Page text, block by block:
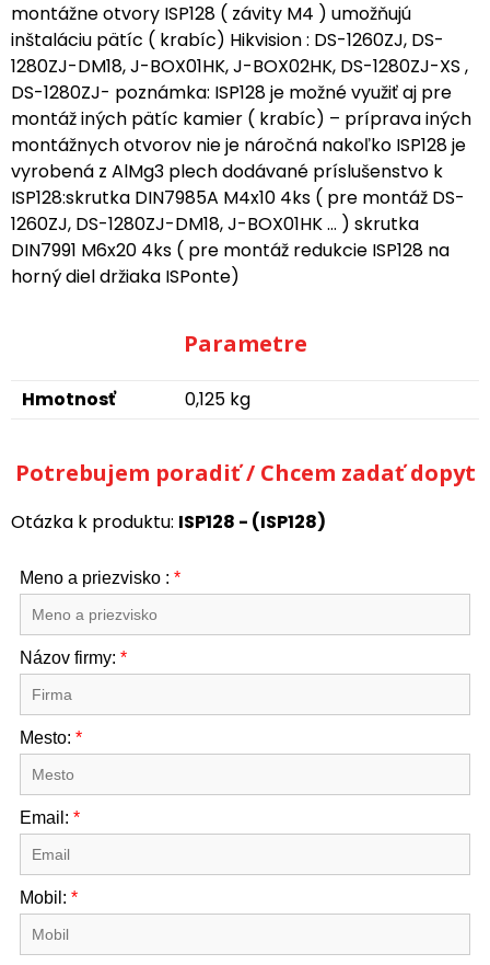
montážne otvory ISP128 ( závity M4 ) umožňujú
inštaláciu pätíc ( krabíc) Hikvision : DS-1260ZJ, DS-
1280ZJ-DM18, J-BOX01HK, J-BOX02HK, DS-1280ZJ-XS ,
DS-1280ZJ- poznámka: ISP128 je možné využiť aj pre
montáž iných pätíc kamier ( krabíc) – príprava iných
montážnych otvorov nie je náročná nakoľko ISP128 je
vyrobená z AlMg3 plech dodávané príslušenstvo k
ISP128:skrutka DIN7985A M4x10 4ks ( pre montáž DS-
1260ZJ, DS-1280ZJ-DM18, J-BOX01HK ... ) skrutka
DIN7991 M6x20 4ks ( pre montáž redukcie ISP128 na
horný diel držiaka ISPonte)
Parametre
Hmotnosť 0,125 kg
Potrebujem poradiť / Chcem zadať dopyt
Otázka k produktu: ISP128 - (ISP128)